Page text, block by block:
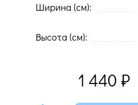
Ширина (cм):
Высота (cм):
1 440 ₽